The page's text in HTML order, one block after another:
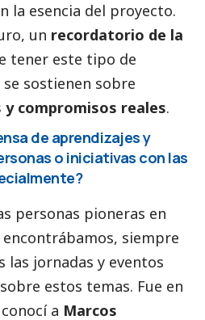
la esencia del proyecto.
un recordatorio de la
tener este tipo de
sostienen sobre
compromisos reales.
de aprendizajes y
o iniciativas con las
personas pioneras en
siempre
las jornadas y eventos
estos temas. Fue en
a Marcos